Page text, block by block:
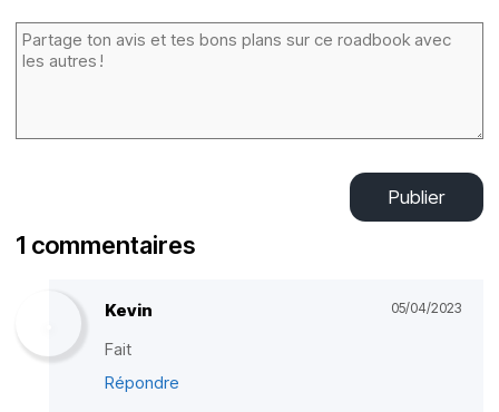
Publier
1 commentaires
Kevin 05/04/2023
Fait
Répondre